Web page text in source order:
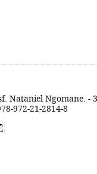
Nataniel Ngomane. -
972-21-2814-8